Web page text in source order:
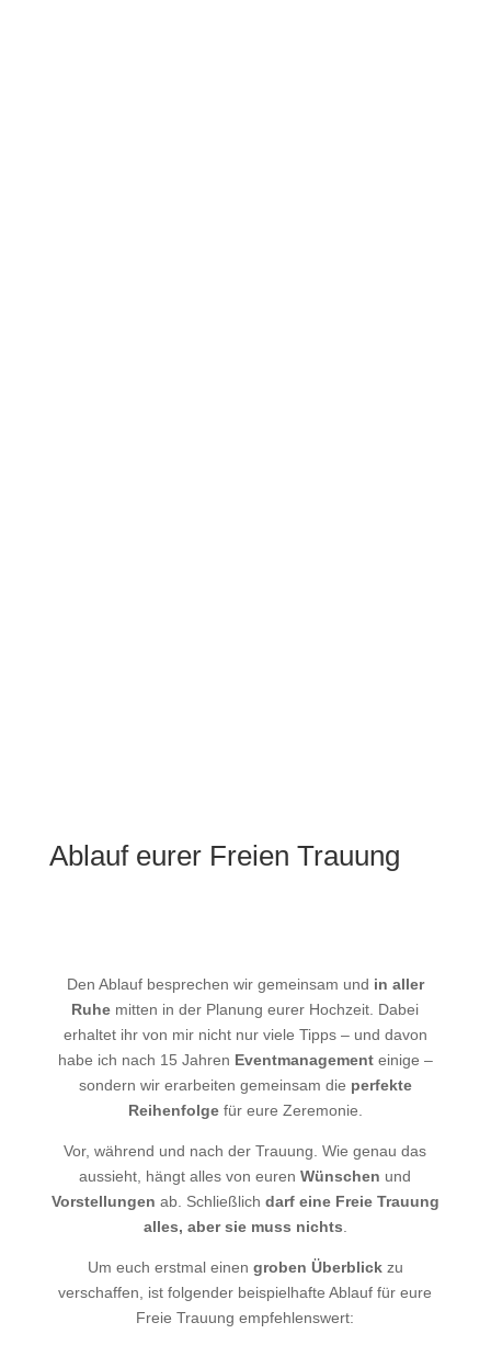
Ablauf eurer Freien Trauung
Den Ablauf besprechen wir gemeinsam und in aller
Ruhe mitten in der Planung eurer Hochzeit. Dabei
erhaltet ihr von mir nicht nur viele Tipps – und davon
habe ich nach 15 Jahren Eventmanagementeinige –
sondern wir erarbeiten gemeinsam die perfekte
Reihenfolgefür eure Zeremonie.
Vor, während und nach der Trauung. Wie genau das
aussieht, hängt alles von eurenWünschen und
Vorstellungen ab. Schließlich darf eine Freie Trauung
alles, aber sie muss nichts
Um euch erstmal einen groben Überblickzu
verschaffen, ist folgender beispielhafte Ablauf für eure
Freie Trauung empfehlenswert: